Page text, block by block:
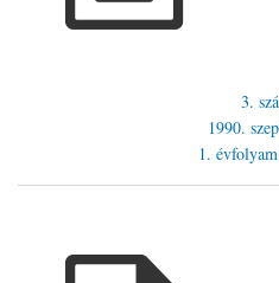
3.
1990.
1. évfolyam